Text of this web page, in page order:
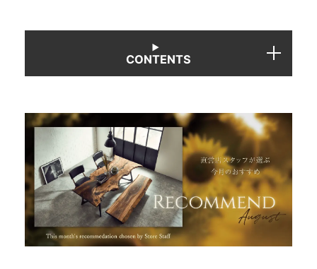
CONTENTS